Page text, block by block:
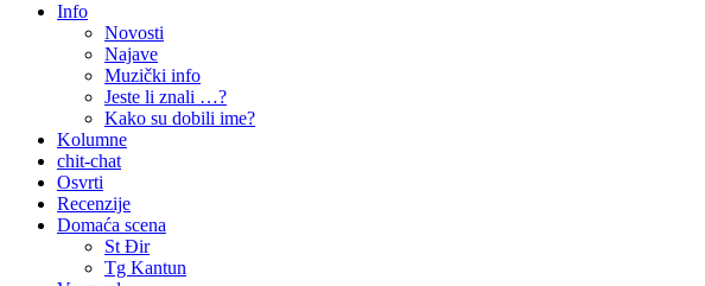
Info
Novosti
Najave
Muzički info
Jeste li znali …?
Kako su dobili ime?
Kolumne
chit-chat
Osvrti
Recenzije
Domaća scena
St Đir
Tg Kantun